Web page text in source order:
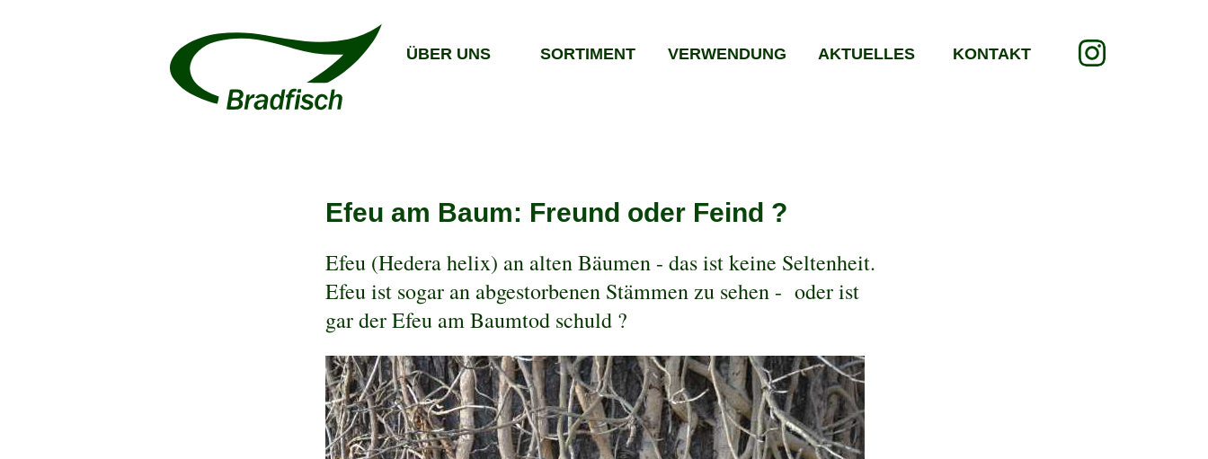
ÜBER UNS SORTIMENT VERWENDUNG AKTUELLES KONTAKT
Efeu am Baum: Freund oder Feind ?
Efeu (Hedera helix) an alten Bäumen - das ist keine Seltenheit.
Efeu ist sogar an abgestorbenen Stämmen zu sehen - oder ist
gar der Efeu am Baumtod schuld ?